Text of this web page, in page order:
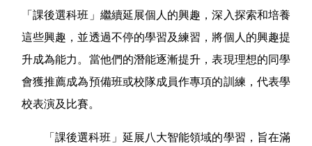
「課後選科班」繼續延展個人的興趣，深入探索和培養
這些興趣，並透過不停的學習及練習，將個人的興趣提
升成為能力。當他們的潛能逐漸提升，表現理想的同學
會獲推薦成為預備班或校隊成員作專項的訓練，代表學
校表演及比賽。
「課後選科班」延展八大智能領域的學習，旨在滿